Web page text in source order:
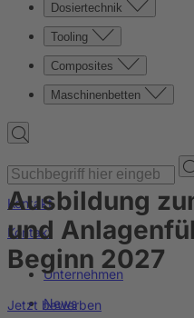
Dosiertechnik
Tooling
Composites
Maschinenbetten
Kontakt
Kontakt
Unternehmen
News
Ausbildung
und
Beginn 2027
Jetzt bewerben